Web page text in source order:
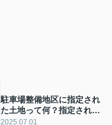
駐車場整備地区に指定され
た土地って何？指定された
地域の事例も解説
2025.07.01